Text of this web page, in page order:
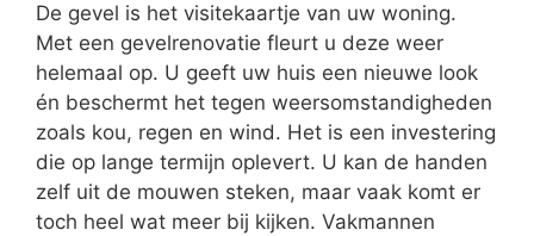
De gevel is het visitekaartje van uw woning.
Met een gevelrenovatie fleurt u deze weer
helemaal op. U geeft uw huis een nieuwe look
én beschermt het tegen weersomstandigheden
zoals kou, regen en wind. Het is een investering
die op lange termijn oplevert. U kan de handen
zelf uit de mouwen steken, maar vaak komt er
toch heel wat meer bij kijken. Vakmannen